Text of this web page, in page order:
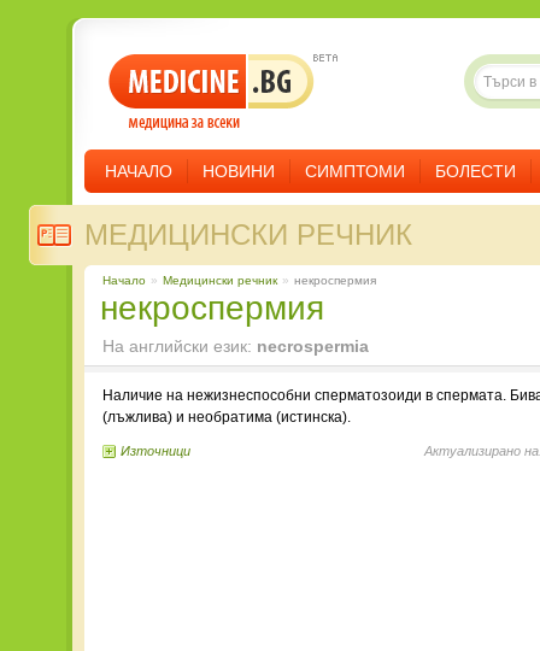
НАЧАЛО НОВИНИ СИМПТОМИ БОЛЕСТИ
МЕДИЦИНСКИ РЕЧНИК
Начало » Медицински речник » некроспермия
некроспермия
На английски език: necrospermia
Наличие на нежизнеспособни сперматозоиди в спермата.
(лъжлива) и необратима (истинска).
Източници Актуализирано